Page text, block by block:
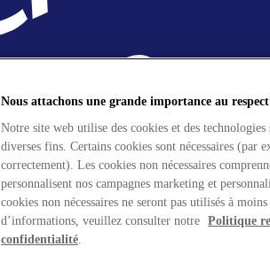
Nous attachons une grande importance au
Notre site web utilise des cookies et des
diverses fins. Certains cookies sont nécessaires (par
correctement). Les cookies non nécessaires
personnalisent nos campagnes marketing et
cookies non nécessaires ne seront pas utilisés à
d’informations, veuillez consulter notre Politique
confidentialité.